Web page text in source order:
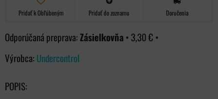
Pridať k Obľúbeným Pridať do zoznamu Doručenia
Zásielkovňa • 3,30 € •
Výrobca: Undercontrol
POPIS: